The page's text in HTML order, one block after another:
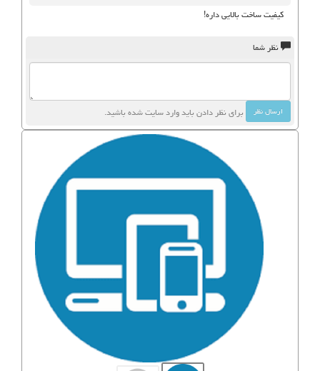
کیفیت ساخت بالایی داره!
نظر شما
برای نظر دادن باید وارد سایت شده باشید.